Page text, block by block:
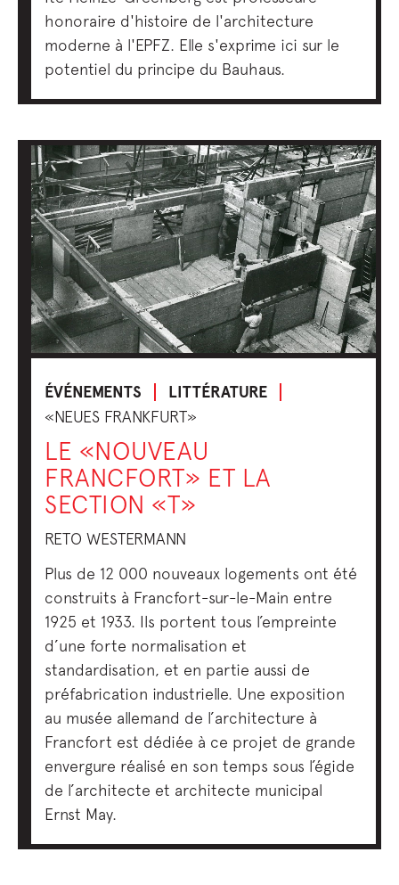
honoraire d'histoire de l'architecture
moderne à l'EPFZ. Elle s'exprime ici sur le
potentiel du principe du Bauhaus.
ÉVÉNEMENTS LITTÉRATURE
«NEUES FRANKFURT»
LE «NOUVEAU
FRANCFORT» ET LA
SECTION «T»
RETO WESTERMANN
Plus de 12 000 nouveaux logements ont été
construits à Francfort-sur-le-Main entre
1925 et 1933. Ils portent tous l’empreinte
d’une forte normalisation et
standardisation, et en partie aussi de
préfabrication industrielle. Une exposition
au musée allemand de l’architecture à
Francfort est dédiée à ce projet de grande
envergure réalisé en son temps sous l’égide
de l’architecte et architecte municipal
Ernst May.